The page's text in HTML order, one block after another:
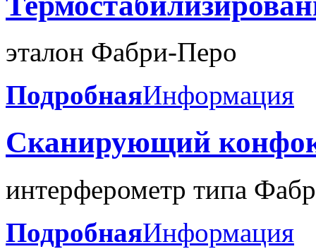
эталон Фабри-Перо
ПодробнаяИнформация
Сканирующий
интерферометр типа
ПодробнаяИнформация